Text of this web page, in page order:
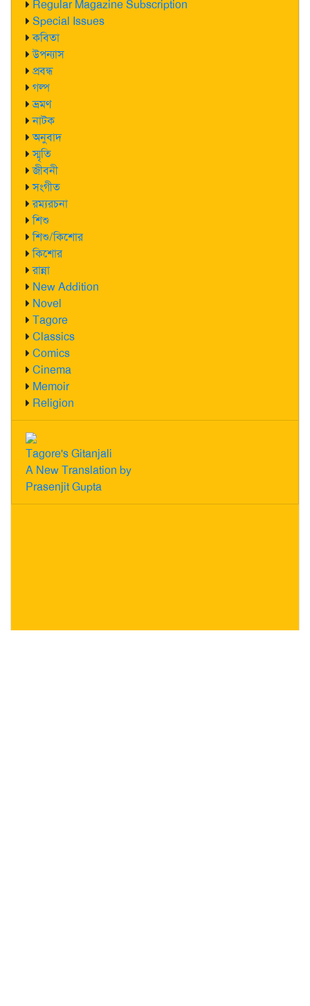
Regular Magazine Subscription
Special Issues
কবিতা
উপন্যাস
প্রবন্ধ
গল্প
ভ্রমণ
নাটক
অনুবাদ
স্মৃতি
জীবনী
সংগীত
রম্যরচনা
শিশু
শিশু/কিশোর
কিশোর
রান্না
New Addition
Novel
Tagore
Classics
Comics
Cinema
Memoir
Religion
Tagore's Gitanjali
A New Translation by
Prasenjit Gupta